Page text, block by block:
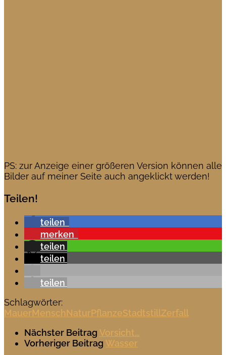
PS: zur Anzeige einer größeren Version können alle
Bilder auf meiner Seite auch angeklickt werden!
Teilen!
teilen
merken
teilen
teilen
teilen
Schlagwörter:
MauerMenschNaturPflanzeStadtstillZerfall
Nächster BeitragVorsicht…
Vorheriger BeitragWasser